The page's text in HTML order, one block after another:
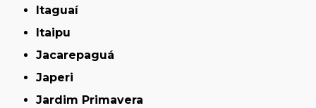
Itaguaí
Itaipu
Jacarepaguá
Japeri
Jardim Primavera